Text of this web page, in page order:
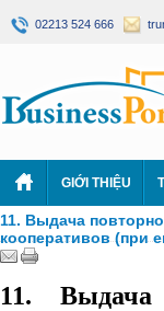
02213 524 666
GIỚI THIỆU
11. Выдача
кооперативов (при
11. Выдача